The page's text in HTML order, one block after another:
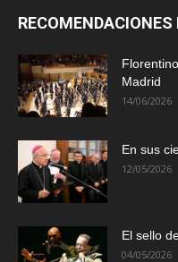
RECOMENDACIONES
Madrid
14/06/2026
En sus
12/05/2026
El sello
04/05/2026